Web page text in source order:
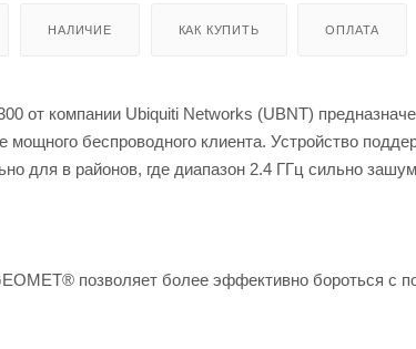
НАЛИЧИЕ КАК КУПИТЬ ОПЛАТА
от компании Ubiquiti Networks (UBNT)
мощного беспроводного клиента. Устройство
для в районов, где диапазон 2.4 ГГц сильно
позволяет более эффективно бороться с